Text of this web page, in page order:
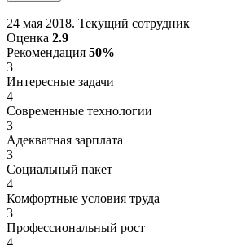
24 мая 2018. Текущий сотрудник
Оценка 2.9
Рекомендация 50%
3
Интересные задачи
4
Современные технологии
3
Адекватная зарплата
3
Социальный пакет
4
Комфортные условия труда
3
Профессиональный рост
4